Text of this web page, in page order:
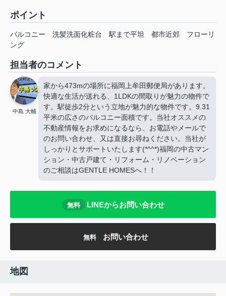
ポイント
バルコニー 洗髪洗面化粧台 駅まで平坦 都市近郊
フローリ
ング
担当者のコメント
中島 大輔
家から473mの場所に福岡上牟田郵便局があります。
快適な生活が送れる、1LDKの間取りが魅力の物件で
す。駅徒歩2分という立地が魅力的な物件です。9.31
平米の広さのバルコニー面積です。当社オススメの
不動産情報をお求めになるなら、お電話やメールで
のお問い合わせ、又は直接お尋ねください。当社が
しっかりとサポートいたします(*^^*)福岡の中古マン
ション・中古戸建て・リフォーム・リノベーション
のご相談はGENTLE HOMESへ！！
無料 LINEからお問い合わせ
無料 お問い合わせ
地図